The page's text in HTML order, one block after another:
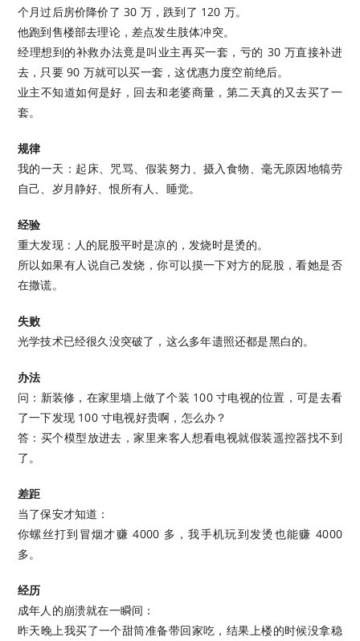
个月过后房价降价了 30 万，跌到了 120 万。
他跑到售楼部去理论，差点发生肢体冲突。
经理想到的补救办法竟是叫业主再买一套，亏的 30 万直接补进
去，只要 90 万就可以买一套，这优惠力度空前绝后。
业主不知道如何是好，回去和老婆商量，第二天真的又去买了一
套。
规律
我的一天：起床、咒骂、假装努力、摄入食物、毫无原因地犒劳
自己、岁月静好、恨所有人、睡觉。
经验
重大发现：人的屁股平时是凉的，发烧时是烫的。
所以如果有人说自己发烧，你可以摸一下对方的屁股，看她是否
在撒谎。
失败
光学技术已经很久没突破了，这么多年遗照还都是黑白的。
办法
问：新装修，在家里墙上做了个装 100 寸电视的位置，可是去看
了一下发现 100 寸电视好贵啊，怎么办？
答：买个模型放进去，家里来客人想看电视就假装遥控器找不到
了。
差距
当了保安才知道：
你螺丝打到冒烟才赚 4000 多，我手机玩到发烫也能赚 4000
多。
经历
成年人的崩溃就在一瞬间：
昨天晚上我买了一个甜筒准备带回家吃，结果上楼的时候没拿稳